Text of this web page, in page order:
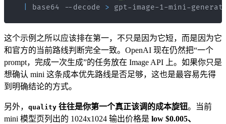
base64 --decode > gpt-image-1-mini-
这个示例之所以应该排在第一，不只是因为它短，而是因为它
和官方的当前路线判断完全一致。OpenAI 现在仍然把“一个
prompt，完成一次生成”的任务放在 Image API 上。如果你只是
想确认 mini 这条成本优先路线是否足够，这也是最容易先得
到明确结论的方式。
另外， quality 往往是你第一个真正该调的成本旋钮。当前
mini 模型页列出的 1024x1024 输出价格是 low $0.005、